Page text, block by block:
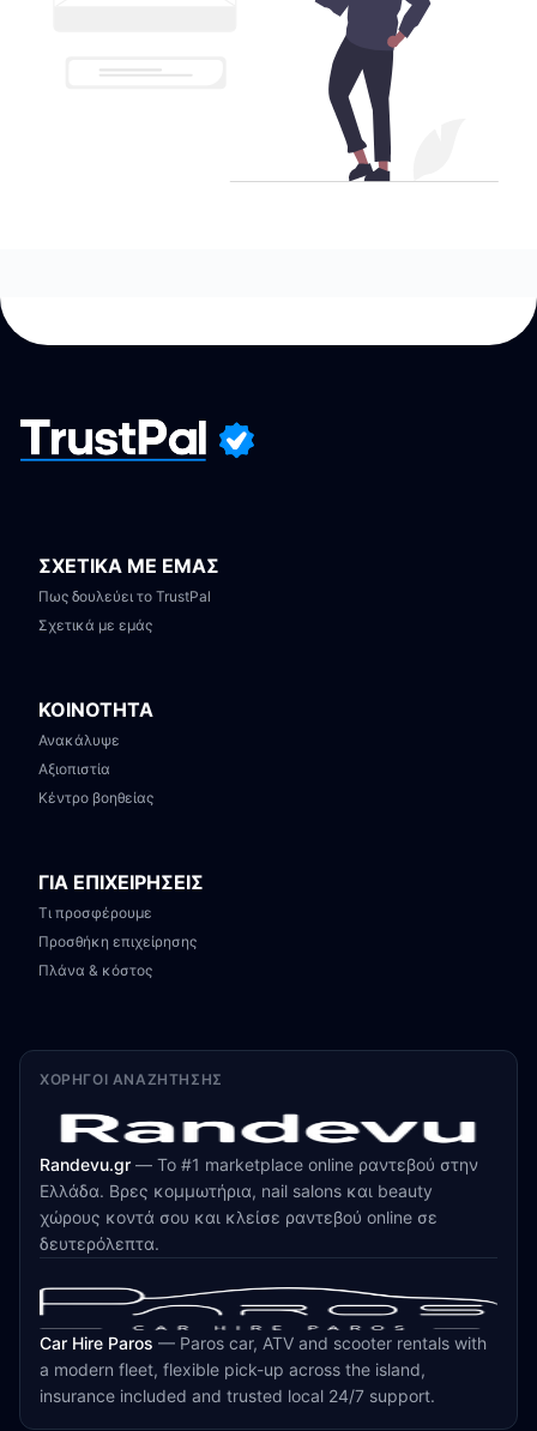
ΣΧΕΤΙΚΑ ΜΕ ΕΜΑΣ
Πως δουλεύει το TrustPal
Σχετικά με εμάς
ΚΟΙΝΟΤΗΤΑ
Ανακάλυψε
Αξιοπιστία
Κέντρο βοηθείας
ΓΙΑ ΕΠΙΧΕΙΡΗΣΕΙΣ
Τι προσφέρουμε
Προσθήκη επιχείρησης
Πλάνα & κόστος
ΧΟΡΗΓΟΊ ΑΝΑΖΉΤΗΣΗΣ
Randevu.gr — Το #1 marketplace online ραντεβού στην
Ελλάδα. Βρες κομμωτήρια, nail salons και beauty
χώρους κοντά σου και κλείσε ραντεβού online σε
δευτερόλεπτα.
Car Hire Paros — Paros car, ATV and scooter rentals with
a modern fleet, flexible pick-up across the island,
insurance included and trusted local 24/7 support.